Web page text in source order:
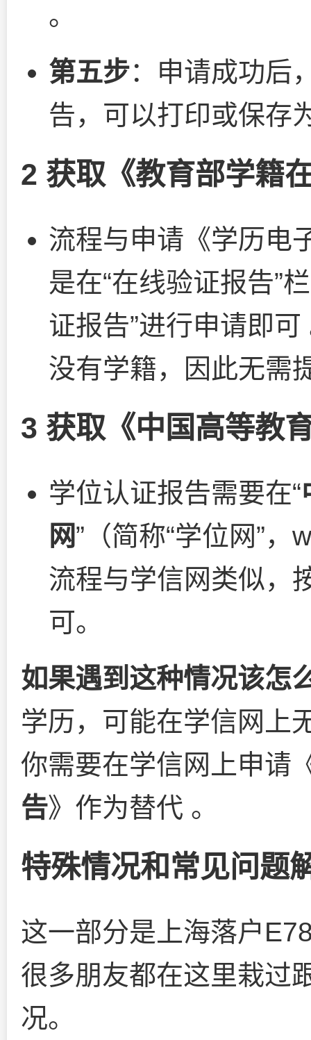
。
第五步：申请成功后
告，可以打印或保存
2 获取《教育部学籍
流程与申请《学历电
是在“在线验证报告”
证报告”进行申请即可
没有学籍，因此无需
3 获取《中国高等教
学位认证报告需要在“
网”（简称“学位网”，
流程与学信网类似，
可。
如果遇到这种情况该怎
学历，可能在学信网上
你需要在学信网上申请
告》作为替代 。
特殊情况和常见问题
这一部分是上海落户
很多朋友都在这里栽过
况。